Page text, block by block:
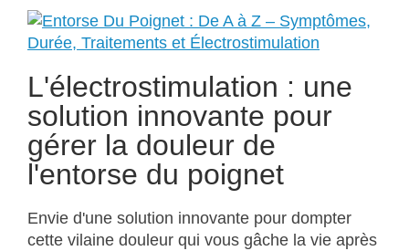
L'électrostimulation : une
solution innovante pour
gérer la douleur de
l'entorse du poignet
Envie d'une solution innovante pour dompter
cette vilaine douleur qui vous gâche la vie après